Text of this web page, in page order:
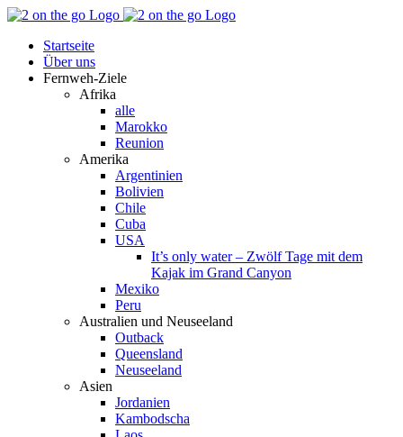
Zum
springen
Facebook
YouTube
Instagram
Pinterest
Rss
Startseite
Über uns
Fernweh-Ziele
Afrika
alle
Marokko
Reunion
Amerika
Argentinien
Bolivien
Chile
Cuba
USA
It’s only water – Zwölf Tage mit dem
Kajak im Grand Canyon
Mexiko
Peru
Australien und Neuseeland
Outback
Queensland
Neuseeland
Asien
Jordanien
Kambodscha